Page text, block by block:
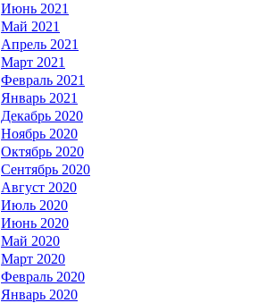
Июнь 2021
Май 2021
Апрель 2021
Март 2021
Февраль 2021
Январь 2021
Декабрь 2020
Ноябрь 2020
Октябрь 2020
Сентябрь 2020
Август 2020
Июль 2020
Июнь 2020
Май 2020
Март 2020
Февраль 2020
Январь 2020